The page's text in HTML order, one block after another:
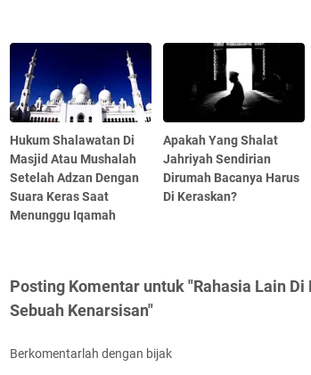
Hukum Shalawatan Di
Masjid Atau Mushalah
Setelah Adzan Dengan
Suara Keras Saat
Menunggu Iqamah
Apakah Yang Shalat
Jahriyah Sendirian
Dirumah Bacanya Harus
Di Keraskan?
Posting Komentar untuk "Rahasia Lain
Sebuah Kenarsisan"
Berkomentarlah dengan bijak